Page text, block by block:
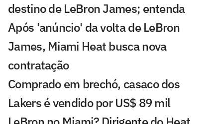
destino de LeBron James; entenda
Após 'anúncio' da volta de LeBron
James, Miami Heat busca nova
contratação
Comprado em brechó, casaco dos
Lakers é vendido por US$ 89 mil